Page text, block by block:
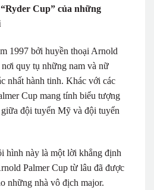
Cup” của những
1997 bởi huyền thoại Arnold
quy tụ những nam và nữ
nhất hành tinh. Khác với các
Cup mang tính biểu tượng
đội tuyển Mỹ và đội tuyển
hình này là một lời khẳng định
Palmer Cup từ lâu đã được
những nhà vô địch major.